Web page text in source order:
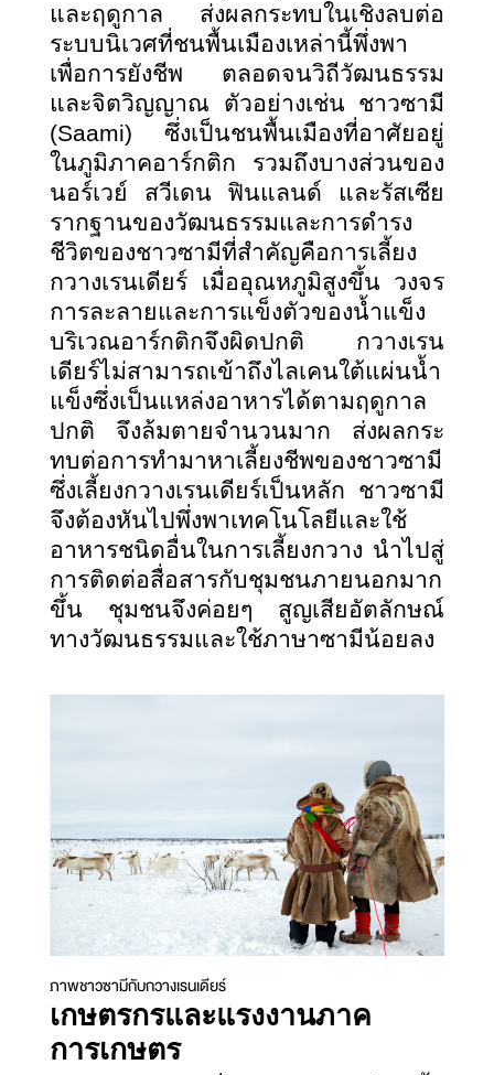
และฤดูกาล ส่งผลกระทบในเชิงลบต่อ
ระบบนิเวศที่ชนพื้นเมืองเหล่านี้พึ่งพา
เพื่อการยังชีพ ตลอดจนวิถีวัฒนธรรม
และจิตวิญญาณ ตัวอย่างเช่น ชาวซามี
(Saami) ซึ่งเป็นชนพื้นเมืองที่อาศัยอยู่
ในภูมิภาคอาร์กติก รวมถึงบางส่วนของ
นอร์เวย์ สวีเดน ฟินแลนด์ และรัสเซีย
รากฐานของวัฒนธรรมและการดำรง
ชีวิตของชาวซามีที่สำคัญคือการเลี้ยง
กวางเรนเดียร์ เมื่ออุณหภูมิสูงขึ้น วงจร
การละลายและการแข็งตัวของน้ำแข็ง
บริเวณอาร์กติกจึงผิดปกติ กวางเรน
เดียร์ไม่สามารถเข้าถึงไลเคนใต้แผ่นน้ำ
แข็งซึ่งเป็นแหล่งอาหารได้ตามฤดูกาล
ปกติ จึงล้มตายจำนวนมาก ส่งผลกระ
ทบต่อการทำมาหาเลี้ยงชีพของชาวซามี
ซึ่งเลี้ยงกวางเรนเดียร์เป็นหลัก ชาวซามี
จึงต้องหันไปพึ่งพาเทคโนโลยีและใช้
อาหารชนิดอื่นในการเลี้ยงกวาง นำไปสู่
การติดต่อสื่อสารกับชุมชนภายนอกมาก
ขึ้น ชุมชนจึงค่อยๆ สูญเสียอัตลักษณ์
ทางวัฒนธรรมและใช้ภาษาซามีน้อยลง
ภาพชาวซามีกับกวางเรนเดียร์
เกษตรกรและแรงงานภาค
การเกษตร